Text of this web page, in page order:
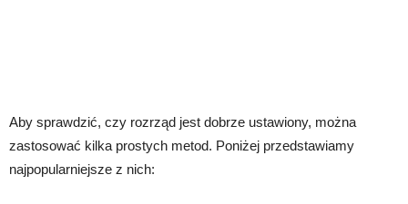
Aby sprawdzić, czy rozrząd jest dobrze ustawiony, można
zastosować kilka prostych metod. Poniżej przedstawiamy
najpopularniejsze z nich: